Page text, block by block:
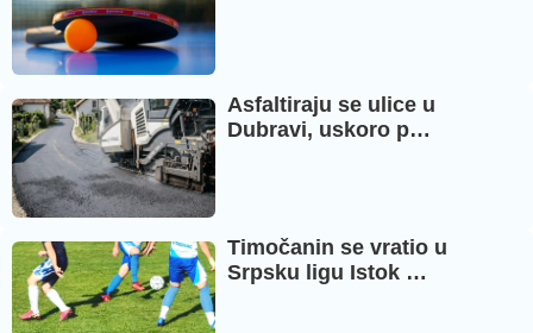
Asfaltiraju se ulice u
Dubravi, uskoro p…
Timočanin se vratio u
Srpsku ligu Istok …